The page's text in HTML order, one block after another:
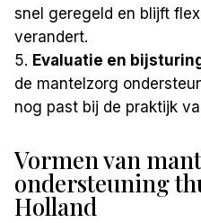
snel geregeld en blijft
verandert.
Evaluatie en
de mantelzorg
nog past bij de praktijk
Vormen van
ondersteuning
Holland